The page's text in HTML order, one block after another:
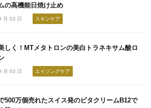
の高機能日焼け止め
月 03 日 スキンケア
しく！MTメタトロンの美白トラネキサム酸ロ
月 03 日 エイジングケア
500万個売れたスイス発のビタクリームB12で